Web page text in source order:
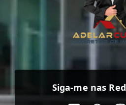
Siga-me nas